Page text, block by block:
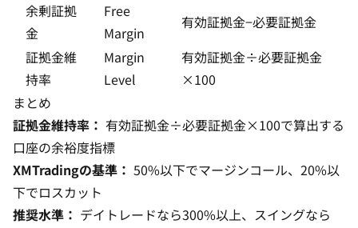
余剰証拠
金
Free
Margin
有効証拠金−必要証拠金
証拠金維
持率
Margin
Level
有効証拠金÷必要証拠金
×100
まとめ
証拠金維持率： 有効証拠金÷必要証拠金×100で算出する
口座の余裕度指標
XMTradingの基準： 50%以下でマージンコール、20%以
下でロスカット
推奨水準： デイトレードなら300%以上、スイングなら